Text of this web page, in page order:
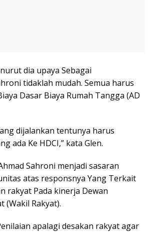
dia upaya Sebagai
tidaklah mudah. Semua harus
Dasar Biaya Rumah Tangga (AD
dijalankan tentunya harus
ada Ke HDCI,” kata Glen.
Sahroni menjadi sasaran
atas responsnya Yang Terkait
rakyat Pada kinerja Dewan
(Wakil Rakyat).
apalagi desakan rakyat agar